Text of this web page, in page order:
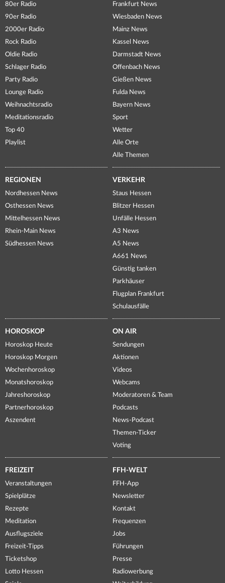
80er Radio
90er Radio
2000er Radio
Rock Radio
Oldie Radio
Schlager Radio
Party Radio
Lounge Radio
Weihnachtsradio
Meditationsradio
Top 40
Playlist
Frankfurt News
Wiesbaden News
Mainz News
Kassel News
Darmstadt News
Offenbach News
Gießen News
Fulda News
Bayern News
Sport
Wetter
Alle Orte
Alle Themen
REGIONEN
Nordhessen News
Osthessen News
Mittelhessen News
Rhein-Main News
Südhessen News
VERKEHR
Staus Hessen
Blitzer Hessen
Unfälle Hessen
A3 News
A5 News
A661 News
Günstig tanken
Parkhäuser
Flugplan Frankfurt
Schulausfälle
HOROSKOP
Horoskop Heute
Horoskop Morgen
Wochenhoroskop
Monatshoroskop
Jahreshoroskop
Partnerhoroskop
Aszendent
ON AIR
Sendungen
Aktionen
Videos
Webcams
Moderatoren & Team
Podcasts
News-Podcast
Themen-Ticker
Voting
FREIZEIT
Veranstaltungen
Spielplätze
Rezepte
Meditation
Ausflugsziele
Freizeit-Tipps
Ticketshop
Lotto Hessen
FFH-WELT
FFH-App
Newsletter
Kontakt
Frequenzen
Jobs
Führungen
Presse
Radiowerbung